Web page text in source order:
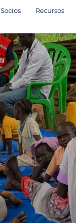
Socios Recursos